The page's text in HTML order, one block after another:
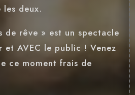
les deux.
de rêve » est un spectacle
AVEC le public ! Venez
ce moment frais de